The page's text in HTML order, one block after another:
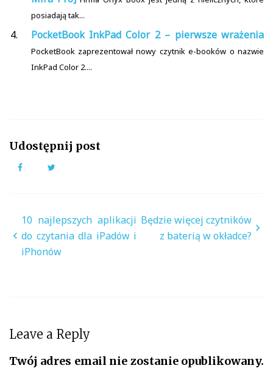
posiadają tak...
PocketBook InkPad Color 2 – pierwsze wrażenia
PocketBook zaprezentował nowy czytnik e-booków o nazwie
InkPad Color 2....
Udostępnij post
Facebook
Nawigacja
wpisu
10 najlepszych aplikacji
do czytania dla iPadów i
iPhonów
Będzie więcej czytników
z baterią w okładce?
Leave a Reply
Twój adres email nie zostanie opublikowany.